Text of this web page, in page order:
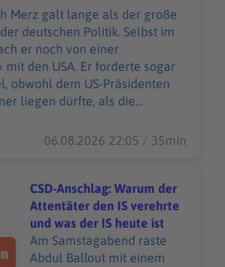
ferner liegen dürfte, als die
Vereinigten Staaten weiter
für Produkte aus
Deutschland zu öffnen. Nun
hat Merz auf der Münchner
Sicherheitskonferenz eine
bemerkenswerte Rede
bedingungslosen
vorerst niemand mehr
sprechen. In dieser Folge
von »Acht Milliarden«
spricht Host Juan Moreno
mit Marina Kormbaki, der
Merz galt lange als der große
deutschen Politik. Selbst im
er noch von einer
mit den USA. Er forderte sogar
obwohl dem US-Präsidenten
liegen dürfte, als die
weiter für Produkte aus
Nun hat Merz auf der
Transatlantiker Merz dürfte
mehr sprechen. In dieser Folge
spricht Host Juan Moreno
der stellvertretenden
des SPIEGEL. Diese
06.08.2026 22:05 / 35min
Anschlag: Warum der Attentäter den
CSD-Anschlag: Warum der
Attentäter den IS verehrte
und was der IS heute ist
Am Samstagabend raste
Abdul Ballout mit einem